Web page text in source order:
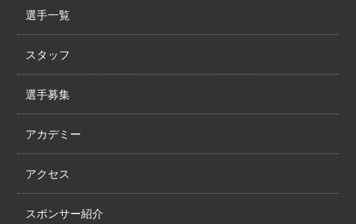
選手一覧
スタッフ
選手募集
アカデミー
アクセス
スポンサー紹介